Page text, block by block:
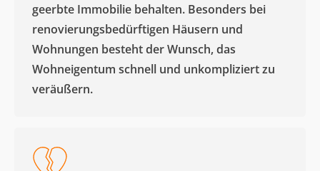
geerbte Immobilie behalten. Besonders bei
renovierungsbedürftigen Häusern und
Wohnungen besteht der Wunsch, das
Wohneigentum schnell und unkompliziert zu
veräußern. ​